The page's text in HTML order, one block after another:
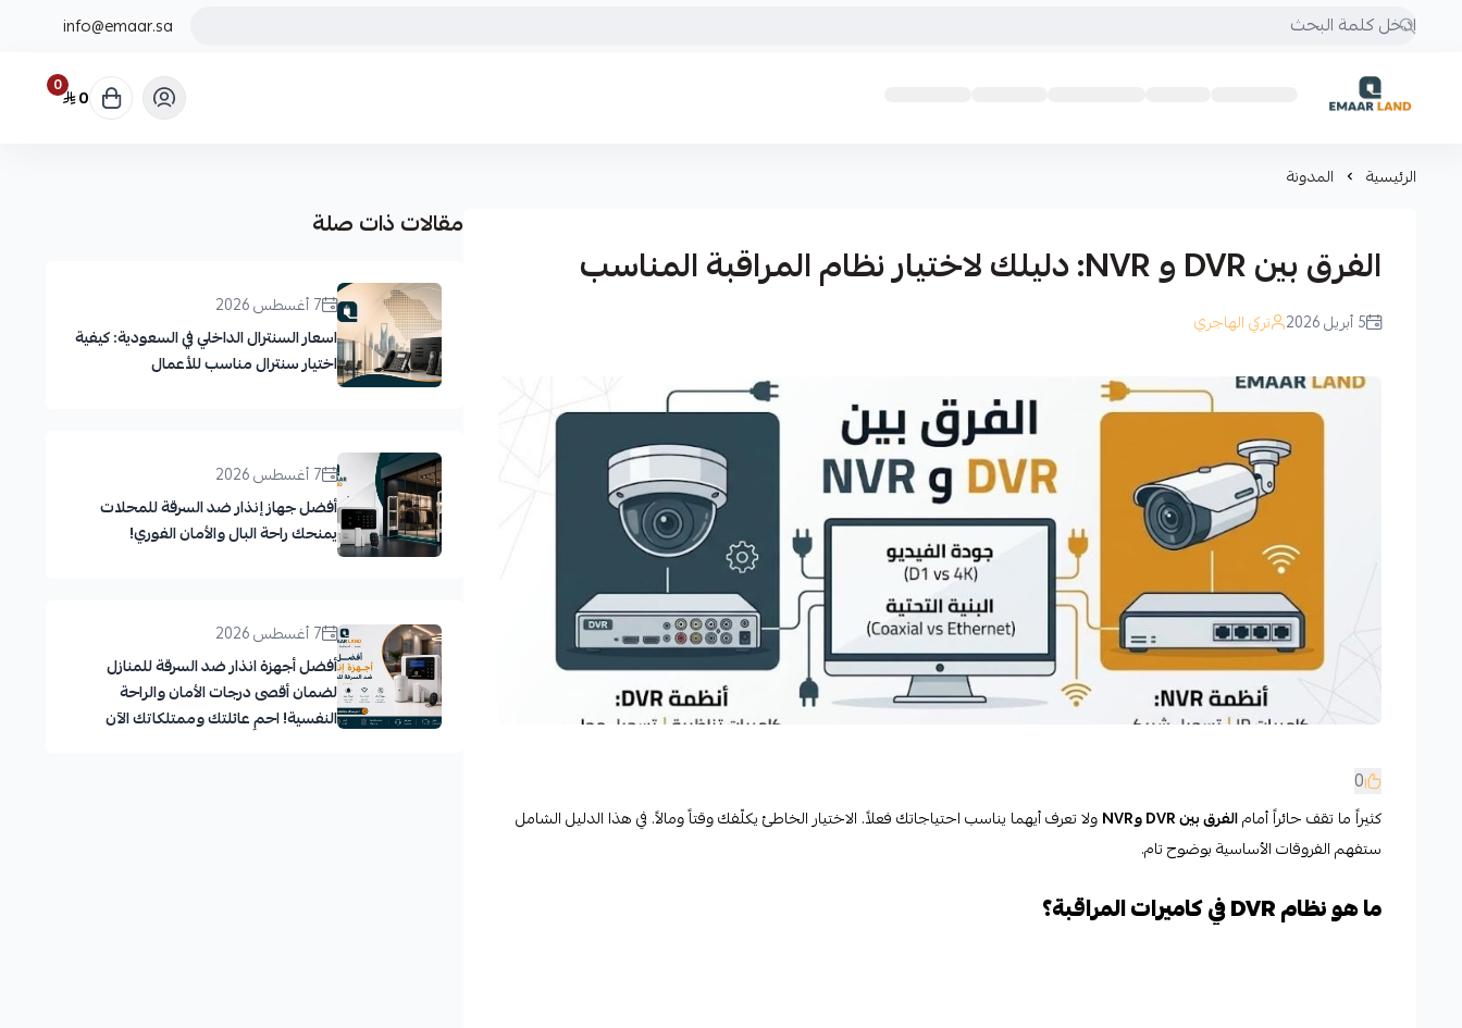
info@emaar.sa
إعمار لاند
0 0
الرئيسية المدونة
الفرق بين DVR و NVR: دليلك لاختيار نظام المراقبة المناسب
5 أبريل 2026 تركي الهاجري
0
كثيراً ما تقف حائراً أمامالفرق بين DVR وNVR
ولا تعرف أيهما يناسب احتياجاتك فعلاً. الاختيار الخاطئ يكلّفك وقتاً ومالاً. في هذا الدليل الشامل
ستفهم الفروقات الأساسية بوضوح تام.
ما هو نظام DVR في كاميرات المراقبة؟
مقالات ذات صلة
7 أغسطس 2026
اسعار السنترال الداخلي في السعودية: كيفية
اختيار سنترال مناسب للأعمال
7 أغسطس 2026
أفضل جهاز إنذار ضد السرقة للمحلات
يمنحك راحة البال والأمان الفوري!
7 أغسطس 2026
أفضل أجهزة انذار ضد السرقة للمنازل
لضمان أقصى درجات الأمان والراحة
النفسية! احمِ عائلتك وممتلكاتك الآن